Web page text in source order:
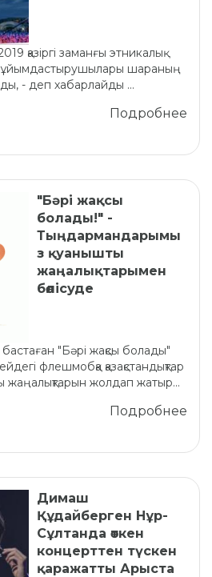
қазіргі заманғы этникалық
ұйымдастырушылары шараның
- деп хабарлайды ...
Подробнее
"Бәрі жақсы
болады!" -
Тыңдармандарымы
з қуанышты
жаңалықтарымен
бөлісуде
"Бәрі жақсы болады"
флешмобқа қазақстандықтар
жаңалықтарын жолдап жатыр...
Подробнее
Димаш
Құдайберген Нұр-
Сұлтанда өткен
концерттен түскен
қаражатты Арыста